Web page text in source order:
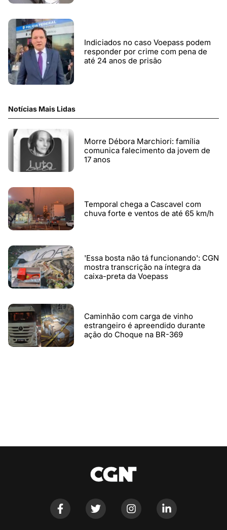
Indiciados no caso Voepass podem
responder por crime com pena de
até 24 anos de prisão
Notícias Mais Lidas
Morre Débora Marchiori: família
comunica falecimento da jovem de
17 anos
Temporal chega a Cascavel com
chuva forte e ventos de até 65 km/h
'Essa bosta não tá funcionando': CGN
mostra transcrição na íntegra da
caixa-preta da Voepass
Caminhão com carga de vinho
estrangeiro é apreendido durante
ação do Choque na BR-369